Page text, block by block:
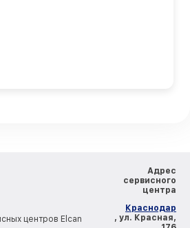
центров Elcan
Адрес
сервисного
центра
Краснодар
, ул. Красная,